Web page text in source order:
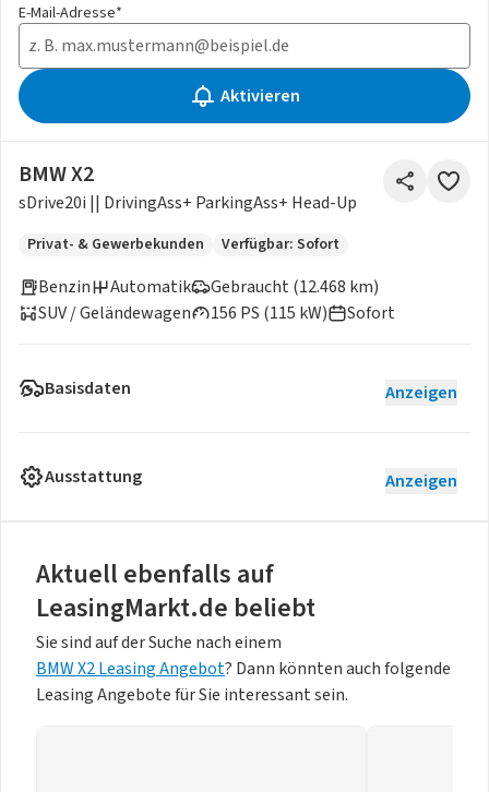
E-Mail-Adresse*
Aktivieren
BMW X2
sDrive20i || DrivingAss+ ParkingAss+ Head-Up
Privat- & Gewerbekunden Verfügbar: Sofort
Benzin
Gebraucht (12.468 km)
156 PS (115 kW)
Automatik
SUV / Geländewagen
Sofort
Basisdaten Anzeigen
Ausstattung Anzeigen
Aktuell ebenfalls auf
LeasingMarkt.de beliebt
Sie sind auf der Suche nach einem
BMW X2 Leasing Angebot? Dann könnten auch folgende
Leasing Angebote für Sie interessant sein.